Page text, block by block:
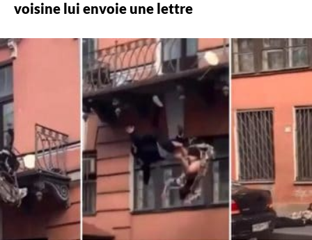
voisine lui envoie une lettre